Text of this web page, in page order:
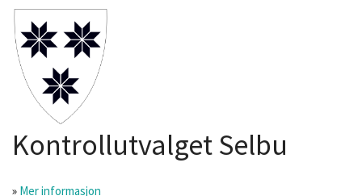
Kontrollutvalget Selbu
» Mer informasjon